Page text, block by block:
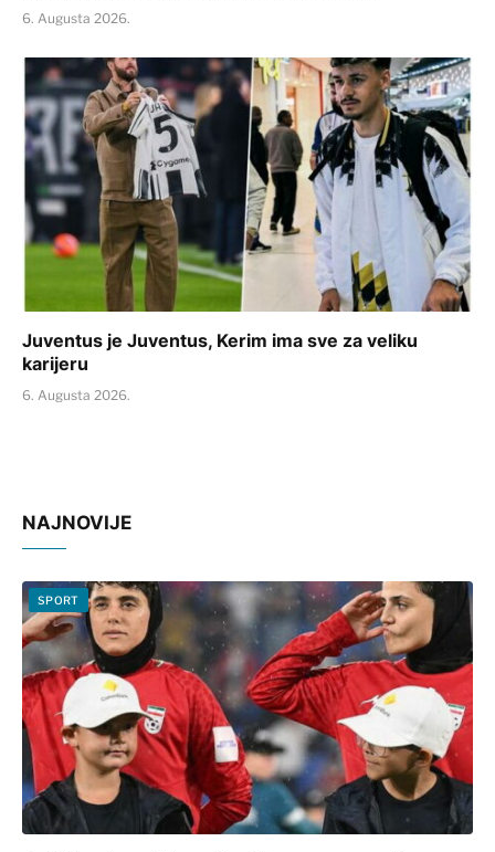
6. Augusta 2026.
Juventus je Juventus, Kerim ima sve za veliku
karijeru
6. Augusta 2026.
NAJNOVIJE
SPORT